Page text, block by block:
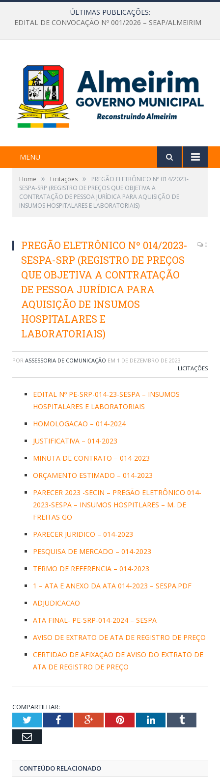
ÚLTIMAS PUBLICAÇÕES:
EDITAL DE CONVOCAÇÃO Nº 001/2026 – SEAP/ALMEIRIM
MENU
Home » Licitações »
PREGÃO ELETRÔNICO Nº 014/2023-
SESPA-SRP (REGISTRO DE PREÇOS QUE OBJETIVA A
CONTRATAÇÃO DE PESSOA JURÍDICA PARA AQUISIÇÃO DE
INSUMOS HOSPITALARES E LABORATORIAIS)
PREGÃO ELETRÔNICO Nº 014/2023-
SESPA-SRP (REGISTRO DE PREÇOS
QUE OBJETIVA A CONTRATAÇÃO
DE PESSOA JURÍDICA PARA
AQUISIÇÃO DE INSUMOS
HOSPITALARES E
LABORATORIAIS)
0
POR ASSESSORIA DE COMUNICAÇÃO EM 1 DE DEZEMBRO DE 2023
LICITAÇÕES
EDITAL Nº PE-SRP-014-23-SESPA – INSUMOS
HOSPITALARES E LABORATORIAIS
HOMOLOGACAO – 014-2024
JUSTIFICATIVA – 014-2023
MINUTA DE CONTRATO – 014-2023
ORÇAMENTO ESTIMADO – 014-2023
PARECER 2023 -SECIN – PREGÃO ELETRÔNICO 014-
2023-SESPA – INSUMOS HOSPITLARES – M. DE
FREITAS GO
PARECER JURIDICO – 014-2023
PESQUISA DE MERCADO – 014-2023
TERMO DE REFERENCIA – 014-2023
1 – ATA E ANEXO DA ATA 014-2023 – SESPA.PDF
ADJUDICACAO
ATA FINAL- PE-SRP-014-2024 – SESPA
AVISO DE EXTRATO DE ATA DE REGISTRO DE PREÇO
CERTIDÃO DE AFIXAÇÃO DE AVISO DO EXTRATO DE
ATA DE REGISTRO DE PREÇO
COMPARTILHAR:
TwitterFacebookGoogle+PinterestLinkedInTumblr
Email
CONTEÚDO RELACIONADO